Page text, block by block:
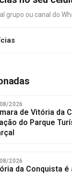
grupo ou canal do
2026
de Vitória da
do Parque
2026
da Conquista